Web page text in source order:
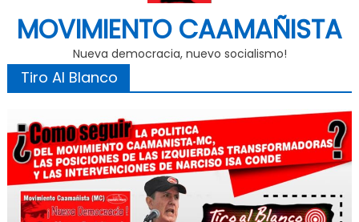
MOVIMIENTO CAAMAÑISTA
Nueva democracia, nuevo socialismo!
Tiro Al Blanco